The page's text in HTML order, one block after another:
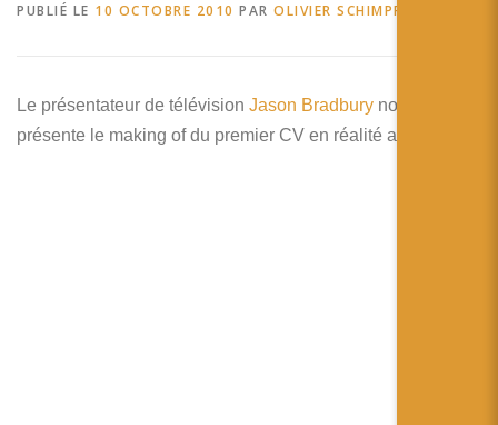
Français
PUBLIÉ LE 10 OCTOBRE 2010 PAR OLIVIER SCHIMPF
Le présentateur de télévision Jason Bradbury nous
présente le making of du premier CV en réalité augmentée.